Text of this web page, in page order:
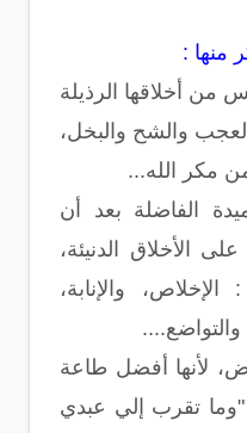
منها :
من أخلاقها الرذيلة
والشح والبخل،
مكر الله...
الفاضلة بعد أن
الأخلاق الدنيئة،
والإنابة،
لأنها أفضل طاعة
"وما تقرب إلي عبدي